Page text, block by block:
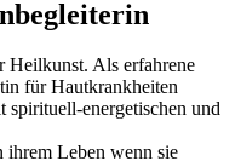
Heilkunst. Als erfahrene
für Hautkrankheiten
spirituell-energetischen und
ihrem Leben wenn sie